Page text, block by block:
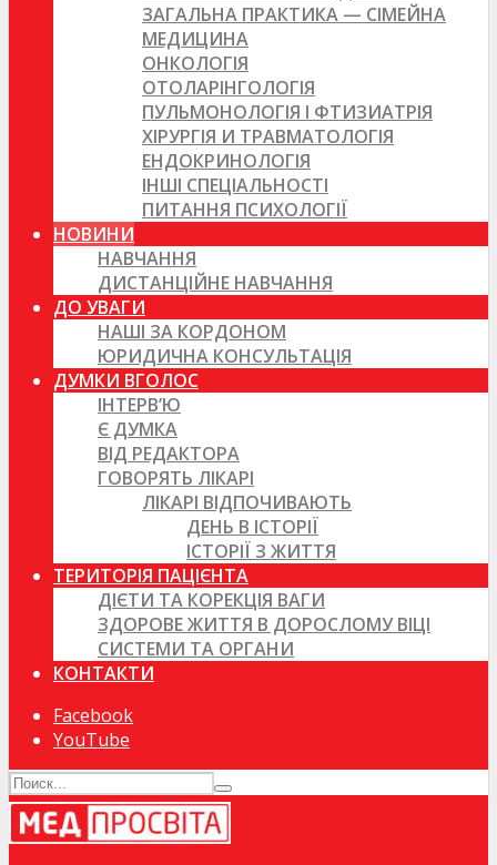
ЗАГАЛЬНА ПРАКТИКА — СІМЕЙНА
МЕДИЦИНА
ОНКОЛОГІЯ
ОТОЛАРІНГОЛОГІЯ
ПУЛЬМОНОЛОГІЯ І ФТИЗИАТРІЯ
ХІРУРГІЯ И ТРАВМАТОЛОГІЯ
ЕНДОКРИНОЛОГІЯ
ІНШІ СПЕЦІАЛЬНОСТІ
ПИТАННЯ ПСИХОЛОГІЇ
НОВИНИ
НАВЧАННЯ
ДИСТАНЦІЙНЕ НАВЧАННЯ
ДО УВАГИ
НАШІ ЗА КОРДОНОМ
ЮРИДИЧНА КОНСУЛЬТАЦІЯ
ДУМКИ ВГОЛОС
ІНТЕРВ’Ю
Є ДУМКА
ВІД РЕДАКТОРА
ГОВОРЯТЬ ЛІКАРІ
ЛІКАРІ ВІДПОЧИВАЮТЬ
ДЕНЬ В ІСТОРІЇ
ІСТОРІЇ З ЖИТТЯ
ТЕРИТОРІЯ ПАЦІЄНТА
ДІЄТИ ТА КОРЕКЦІЯ ВАГИ
ЗДОРОВЕ ЖИТТЯ В ДОРОСЛОМУ ВІЦІ
СИСТЕМИ ТА ОРГАНИ
КОНТАКТИ
Facebook
YouTube